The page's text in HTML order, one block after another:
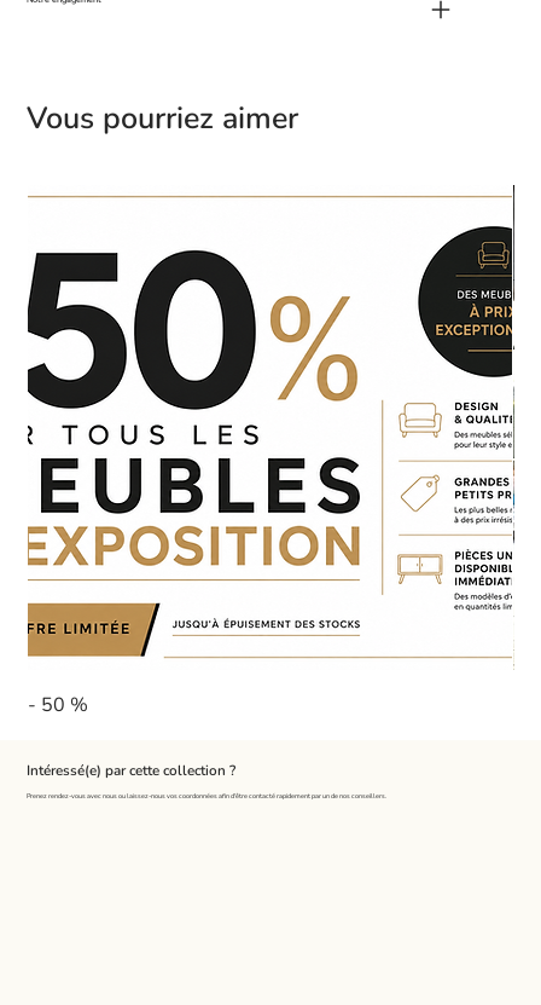
Vous pourriez aimer
- 50 %
Intéressé(e) par cette collection ?
Prenez rendez-vous avec nous ou laissez-nous vos coordonnées afin d'être contacté rapidement par un de nos conseillers.